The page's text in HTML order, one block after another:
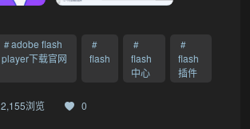
adobe flash
player下载官网
flash
flash
中心
flash
插件
2,155浏览 0